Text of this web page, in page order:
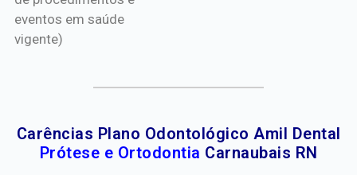
eventos em saúde
vigente)
Carências Plano Odontológico Amil Dental
Prótese e Ortodontia Carnaubais RN